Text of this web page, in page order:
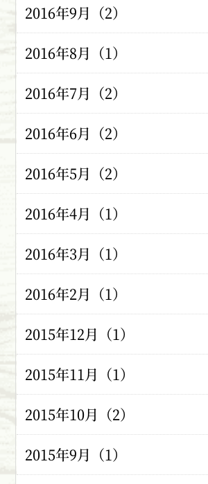
2016年9月（2）
2016年8月（1）
2016年7月（2）
2016年6月（2）
2016年5月（2）
2016年4月（1）
2016年3月（1）
2016年2月（1）
2015年12月（1）
2015年11月（1）
2015年10月（2）
2015年9月（1）